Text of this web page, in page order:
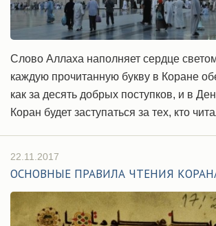
Слово Аллаха наполняет сердце
каждую прочитанную букву в Коране
как за десять добрых поступков, и в
Коран будет заступаться за тех, кто
22.11.2017
ОСНОВНЫЕ ПРАВИЛА ЧТЕНИЯ